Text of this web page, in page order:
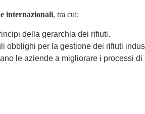
internazionali, tra cui:
della gerarchia dei rifiuti.
obblighi per la gestione dei rifiuti
le aziende a migliorare i processi di